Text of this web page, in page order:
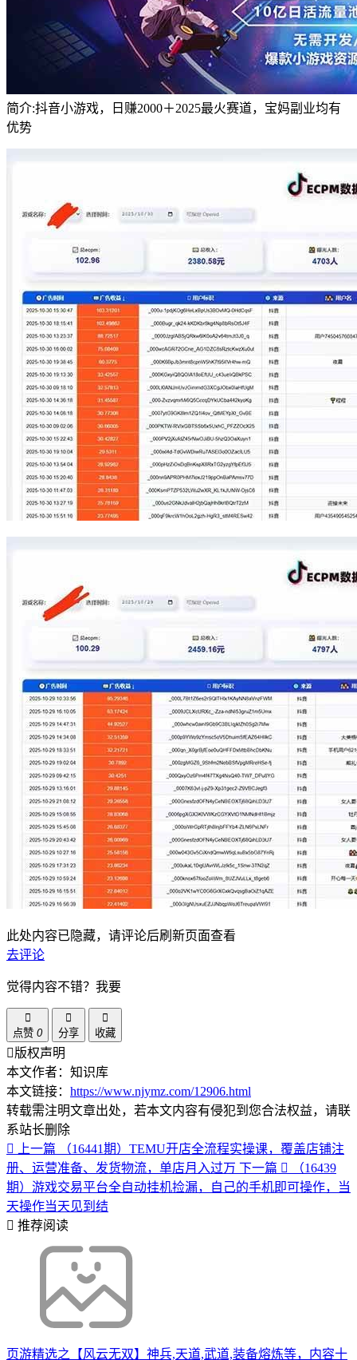
简介:抖音小游戏，日赚2000＋2025最火赛道，宝妈副业均有
优势
此处内容已隐藏，请评论后刷新页面查看
去评论
觉得内容不错？我要
点赞 0 分享 收藏
版权声明
本文作者：知识库
本文链接： https://www.njymz.com/12906.html
转载需注明文章出处，若本文内容有侵犯到您合法权益，请联
系站长删除
上一篇
（16441期）TEMU开店全流程实操课，覆盖店铺注
册、运营准备、发货物流，单店月入过万 下一篇
（16439
期）游戏交易平台全自动挂机捡漏，自己的手机即可操作，当
天操作当天见到结
推荐阅读
页游精选之【风云无双】神兵,天道,武道,装备熔炼等，内容十